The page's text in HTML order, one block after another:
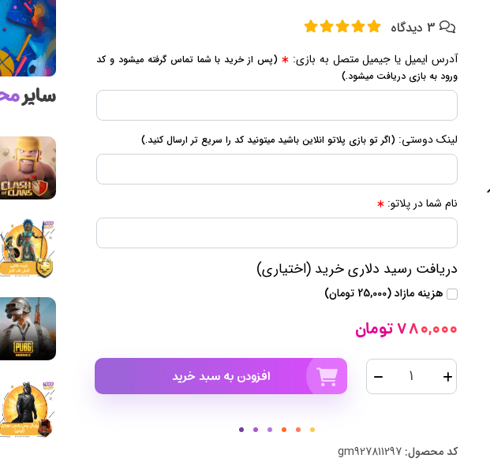
آدرس ایمیل یا جیمیل متصل به بازی:
(پس از خرید با شما تماس گرفته میشود و کد
ورود به بازی دریافت میشود.)
لینک دوستی: (اگر تو بازی پلاتو انلاین باشید میتونید کد را سریع تر ارسال کنید.)
نام شما در پلاتو:
دریافت رسید دلاری خرید (اختیاری)
هزینه مازاد (25,000 تومان)
780,000 تومان
افزودن به سبد خرید
کد محصول:
سایر